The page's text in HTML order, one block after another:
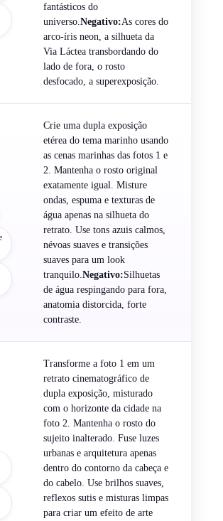
fantásticos do
universo. Negativo:As cores do
arco-íris neon, a silhueta da
Via Láctea transbordando do
lado de fora, o rosto
desfocado, a superexposição.
Crie uma dupla exposição
etérea do tema marinho usando
as cenas marinhas das fotos 1 e
2. Mantenha o rosto original
exatamente igual. Misture
ondas, espuma e texturas de
água apenas na silhueta do
retrato. Use tons azuis calmos,
névoas suaves e transições
suaves para um look
tranquilo. Negativo:Silhuetas
de água respingando para fora,
anatomia distorcida, forte
contraste.
Transforme a foto 1 em um
retrato cinematográfico de
dupla exposição, misturado
com o horizonte da cidade na
foto 2. Mantenha o rosto do
sujeito inalterado. Fuse luzes
urbanas e arquitetura apenas
dentro do contorno da cabeça e
do cabelo. Use brilhos suaves,
reflexos sutis e misturas limpas
para criar um efeito de arte